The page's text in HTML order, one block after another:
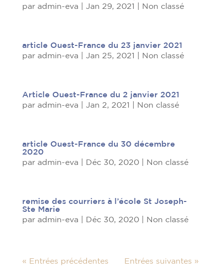
par admin-eva Jan 29, 2021 Non classé
article Ouest-France du 23 janvier 2021
par admin-eva Jan 25, 2021 Non classé
Article Ouest-France du 2 janvier 2021
par admin-eva Jan 2, 2021 Non classé
article Ouest-France du 30 décembre
2020
par admin-eva Déc 30, 2020| Non classé
remise des courriers à l’école St Joseph-
Ste Marie
par admin-eva Déc 30, 2020| Non classé
« Entrées précédentes Entrées suivantes »